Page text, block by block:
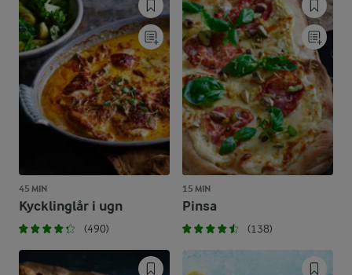
45 MIN
Kycklinglår i ugn
(490)
15 MIN
Pinsa
(138)